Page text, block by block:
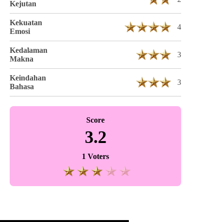
Kejutan
Kekuatan
Emosi
4
Kedalaman
Makna
3
Keindahan
Bahasa
3
Score
3.2
1 Voters